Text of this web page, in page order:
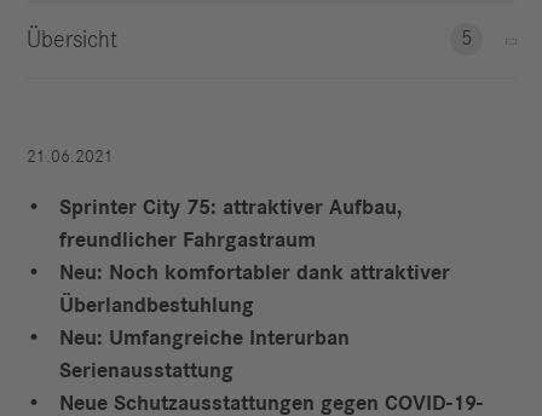
Übersicht 5
21.06.2021
Sprinter City 75: attraktiver Aufbau,
freundlicher Fahrgastraum
Neu: Noch komfortabler dank attraktiver
Überlandbestuhlung
Neu: Umfangreiche Interurban
Serienausstattung
Neue Schutzausstattungen gegen COVID-19-